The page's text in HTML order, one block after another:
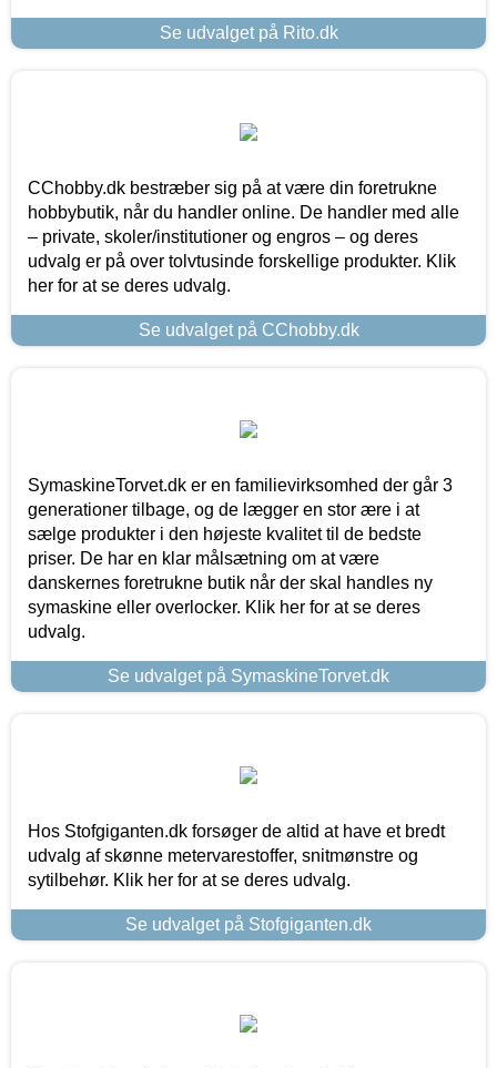
Se udvalget på Rito.dk
CChobby.dk bestræber sig på at være din foretrukne
hobbybutik, når du handler online. De handler med alle
– private, skoler/institutioner og engros – og deres
udvalg er på over tolvtusinde forskellige produkter. Klik
her for at se deres udvalg.
Se udvalget på CChobby.dk
SymaskineTorvet.dk er en familievirksomhed der går 3
generationer tilbage, og de lægger en stor ære i at
sælge produkter i den højeste kvalitet til de bedste
priser. De har en klar målsætning om at være
danskernes foretrukne butik når der skal handles ny
symaskine eller overlocker. Klik her for at se deres
udvalg.
Se udvalget på SymaskineTorvet.dk
Hos Stofgiganten.dk forsøger de altid at have et bredt
udvalg af skønne metervarestoffer, snitmønstre og
sytilbehør. Klik her for at se deres udvalg.
Se udvalget på Stofgiganten.dk